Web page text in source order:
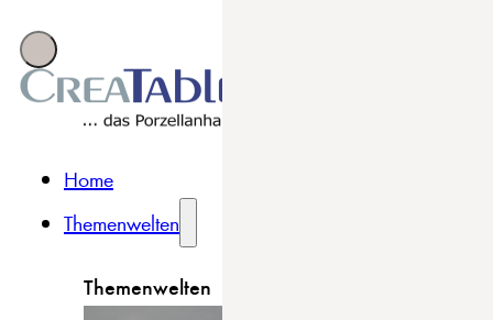
Home
Themenwelten
Themenwelten